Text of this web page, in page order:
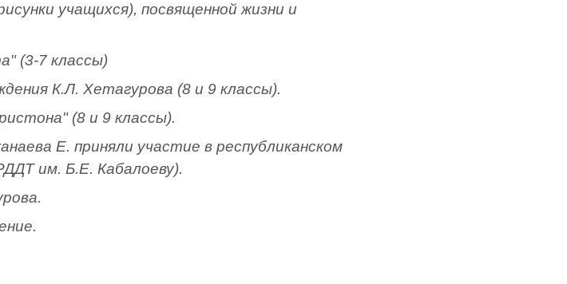
учащихся), посвященной жизни и
(3-7 классы)
К.Л. Хетагурова (8 и 9 классы).
(8 и 9 классы).
Е. приняли участие в республиканском
им. Б.Е. Кабалоеву).